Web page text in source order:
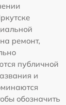
ремонт,
публичной
и
обозначить